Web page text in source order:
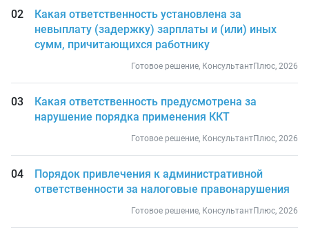
Какая ответственность установлена за
невыплату (задержку) зарплаты и (или) иных
сумм, причитающихся работнику
Готовое решение, КонсультантПлюс, 2026
Какая ответственность предусмотрена за
нарушение порядка применения ККТ
Готовое решение, КонсультантПлюс, 2026
Порядок привлечения к административной
ответственности за налоговые правонарушения
Готовое решение, КонсультантПлюс, 2026